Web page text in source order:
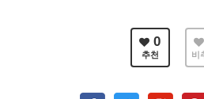
0
추천 비